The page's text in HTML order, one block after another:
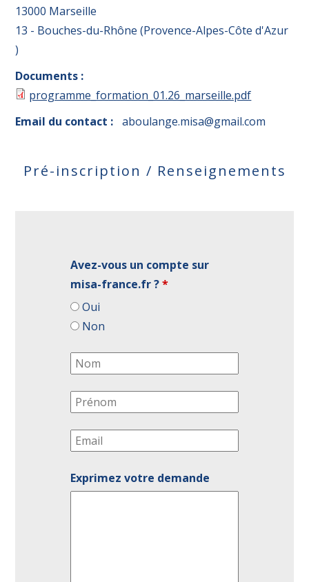
13000 Marseille
13 - Bouches-du-Rhône (Provence-Alpes-Côte d'Azur
)
Documents :
programme_formation_01.26_marseille.pdf
Email du contact :
aboulange.misa@gmail.com
Pré-inscription / Renseignements
Avez-vous un compte sur
misa-france.fr ?*
Oui
Non
Nom
Prénom
Email
Exprimez votre demande